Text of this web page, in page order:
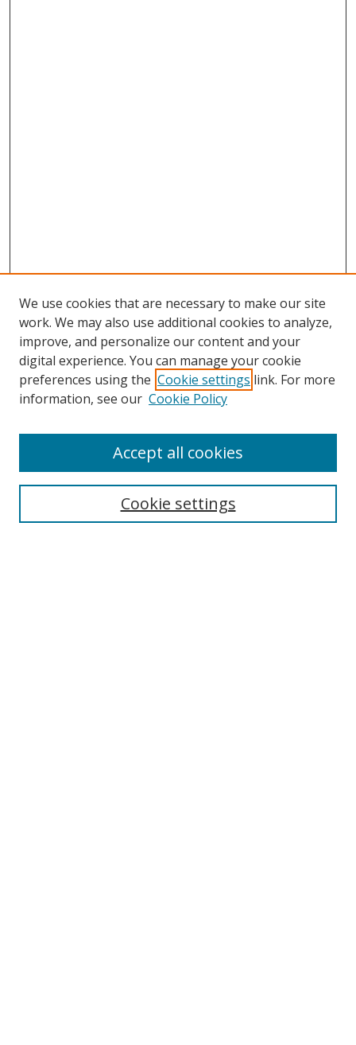
Search
Select context to search:
We use cookies that are necessary to make our site
work. We may also use additional cookies to analyze,
improve, and personalize our content and your
digital experience. You can manage your cookie
preferences using the Cookie settings link. For more
information, see our Cookie Policy
Cookie settings
Accept all cookies